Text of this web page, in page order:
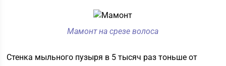
Мамонт на срезе волоса
Стенка мыльного пузыря в 5 тысяч раз тоньше от